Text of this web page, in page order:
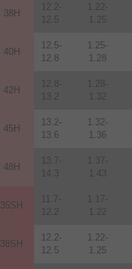
38H
12.2-
12.5
1.22-
1.25
40H
12.5-
12.8
1.25-
1.28
42H
12.8-
13.2
1.28-
1.32
45H
13.2-
13.6
1.32-
1.36
48H
13.7-
14.3
1.37-
1.43
35SH
11.7-
12.2
1.17-
1.22
38SH
12.2-
12.5
1.22-
1.25